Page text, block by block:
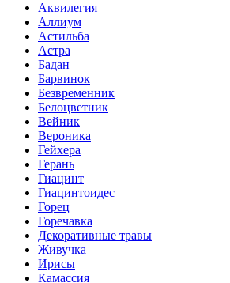
Аквилегия
Аллиум
Астильба
Астра
Бадан
Барвинок
Безвременник
Белоцветник
Вейник
Вероника
Гейхера
Герань
Гиацинт
Гиацинтоидес
Горец
Горечавка
Декоративные травы
Живучка
Ирисы
Камассия